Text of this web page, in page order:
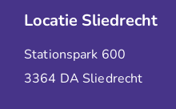
Locatie Sliedrecht
Stationspark 600
3364 DA Sliedrecht